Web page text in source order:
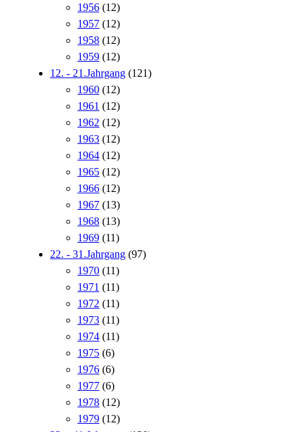
1956 (12)
1957 (12)
1958 (12)
1959 (12)
12. - 21.Jahrgang (121)
1960 (12)
1961 (12)
1962 (12)
1963 (12)
1964 (12)
1965 (12)
1966 (12)
1967 (13)
1968 (13)
1969 (11)
22. - 31.Jahrgang (97)
1970 (11)
1971 (11)
1972 (11)
1973 (11)
1974 (11)
1975 (6)
1976 (6)
1977 (6)
1978 (12)
1979 (12)